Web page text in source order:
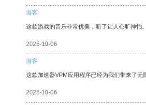
游客
这款游戏的音乐非常优美，听了让人心旷神怡。
2025-10-06
游客
这款加速器VPM应用程序已经为我们带来了无
2025-10-06